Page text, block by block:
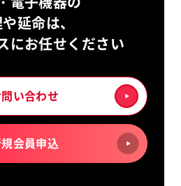
延命は、
にお任せください
い合わせ
会員申込